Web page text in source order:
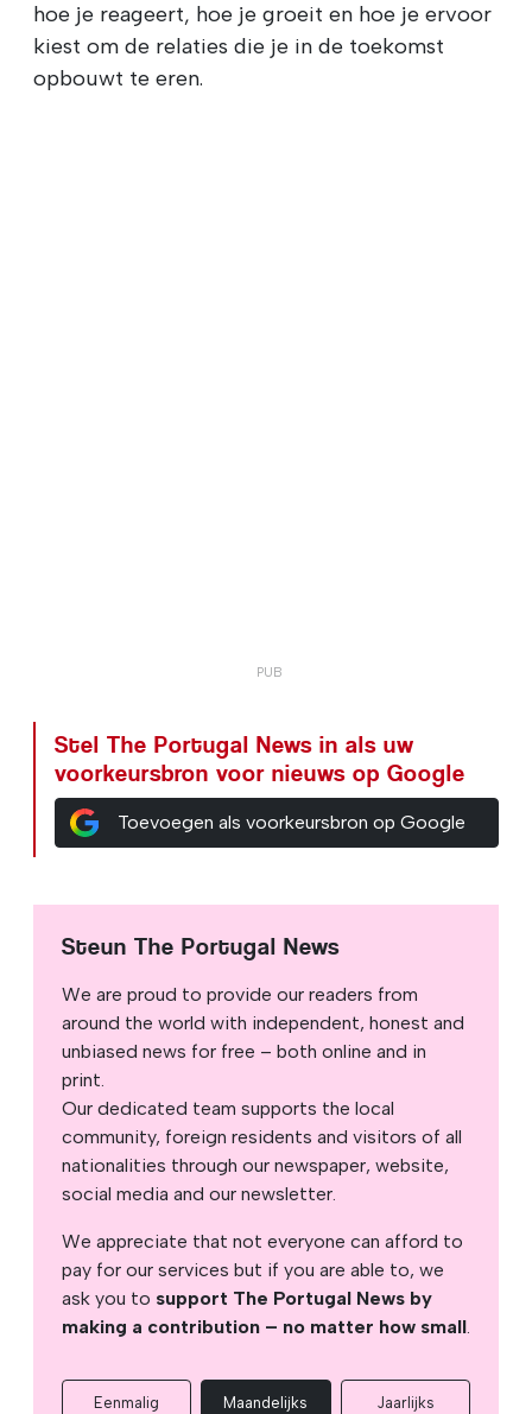
hoe je reageert, hoe je groeit en hoe je ervoor
kiest om de relaties die je in de toekomst
opbouwt te eren.
Stel The Portugal News in als uw
voorkeursbron voor nieuws op Google
Toevoegen als voorkeursbron op Google
Steun The Portugal News
We are proud to provide our readers from
around the world with independent, honest and
unbiased news for free – both online and in
print.
Our dedicated team supports the local
community, foreign residents and visitors of all
nationalities through our newspaper, website,
social media and our newsletter.
We appreciate that not everyone can afford to
pay for our services but if you are able to, we
ask you to support The Portugal News by
making a contribution – no matter how small.
Eenmalig Maandelijks Jaarlijks